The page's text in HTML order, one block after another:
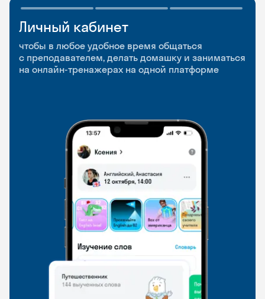
Личный кабинет
чтобы в любое удобное время общаться
с преподавателем, делать домашку и заниматься
на онлайн-тренажерах на одной платформе
Мобильное
приложение
чтобы заниматься и изучать новые слова где
и когда удобно
Разговорные клубы
и Talks
Групповые занятия для разговорной практики
и индивидуальные встречи с преподавателями